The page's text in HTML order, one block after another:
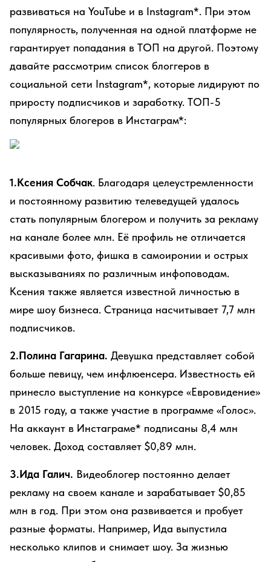
развиваться на YouTube и в Instagram*. При этом
популярность, полученная на одной платформе не
гарантирует попадания в ТОП на другой. Поэтому
давайте рассмотрим список блоггеров в
социальной сети Instagram*, которые лидируют по
приросту подписчиков и заработку. ТОП-5
популярных блогеров в Инстаграм*:
1.Ксения Собчак. Благодаря целеустремленности
и постоянному развитию телеведущей удалось
стать популярным блогером и получить за рекламу
на канале более млн. Её профиль не отличается
красивыми фото, фишка в самоиронии и острых
высказываниях по различным инфоповодам.
Ксения также является известной личностью в
мире шоу бизнеса. Страница насчитывает 7,7 млн
подписчиков.
2.Полина Гагарина. Девушка представляет собой
больше певицу, чем инфлюенсера. Известность ей
принесло выступление на конкурсе «Евровидение»
в 2015 году, а также участие в программе «Голос».
На аккаунт в Инстаграме* подписаны 8,4 млн
человек. Доход составляет $0,89 млн.
3.Ида Галич. Видеоблогер постоянно делает
рекламу на своем канале и зарабатывает $0,85
млн в год. При этом она развивается и пробует
разные форматы. Например, Ида выпустила
несколько клипов и снимает шоу. За жизнью